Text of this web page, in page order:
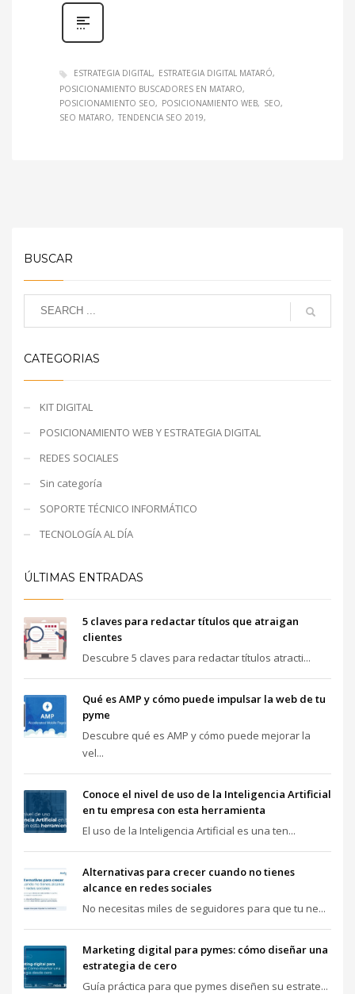
ESTRATEGIA DIGITAL
ESTRATEGIA DIGITAL MATARÓ
POSICIONAMIENTO BUSCADORES EN MATARO
POSICIONAMIENTO SEO
POSICIONAMIENTO WEB
SEO
SEO MATARO
TENDENCIA SEO 2019
BUSCAR
CATEGORIAS
KIT DIGITAL
POSICIONAMIENTO WEB Y ESTRATEGIA DIGITAL
REDES SOCIALES
Sin categoría
SOPORTE TÉCNICO INFORMÁTICO
TECNOLOGÍA AL DÍA
ÚLTIMAS ENTRADAS
5 claves para redactar títulos que atraigan
clientes
Descubre 5 claves para redactar títulos atracti...
Qué es AMP y cómo puede impulsar la web de tu
pyme
Descubre qué es AMP y cómo puede mejorar la
vel...
Conoce el nivel de uso de la Inteligencia Artificial
en tu empresa con esta herramienta
El uso de la Inteligencia Artificial es una ten...
Alternativas para crecer cuando no tienes
alcance en redes sociales
No necesitas miles de seguidores para que tu ne...
Marketing digital para pymes: cómo diseñar una
estrategia de cero
Guía práctica para que pymes diseñen su estrate...